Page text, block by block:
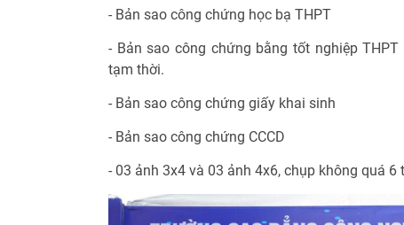
- Bản sao công chứng học bạ THPT
- Bản sao công chứng bằng tốt nghiệp
tạm thời.
- Bản sao công chứng giấy khai sinh
- Bản sao công chứng CCCD
- 03 ảnh 3x4 và 03 ảnh 4x6, chụp không quá 6